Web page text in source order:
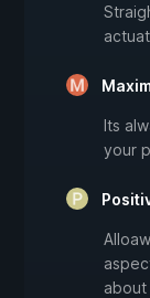
Its
your
about